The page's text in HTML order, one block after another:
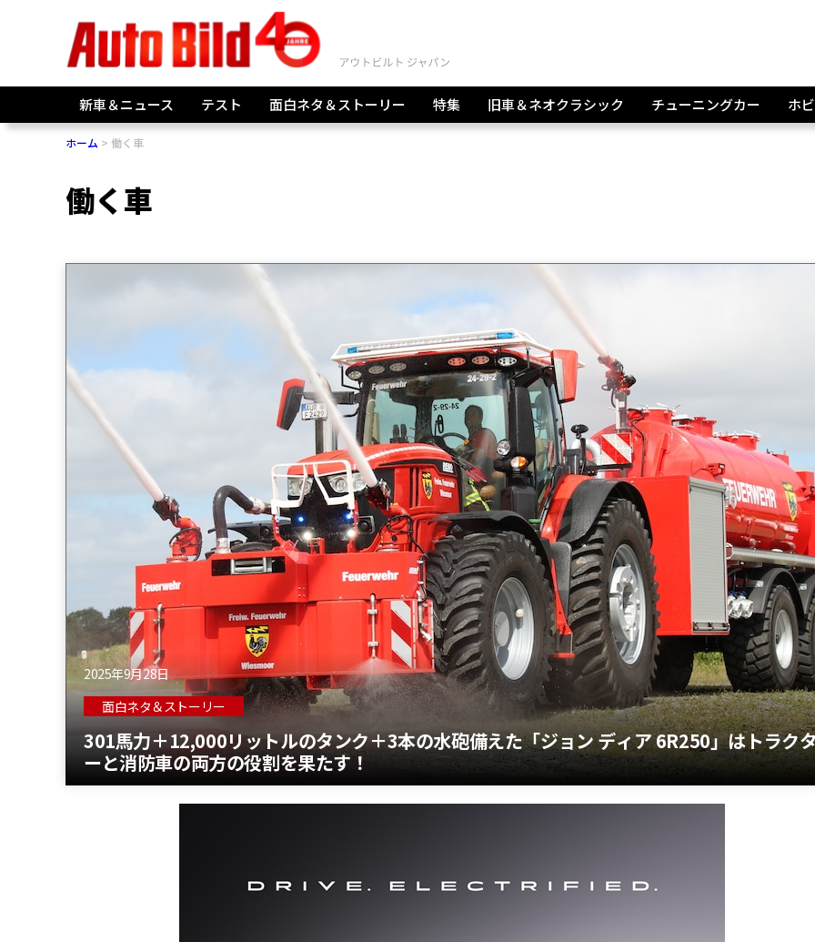
新車＆ニュース テスト 面白ネタ＆ストーリー 特集 旧車＆ネオクラシック チューニングカー ホ
ホーム 働く車
働く車
2025年9月28日
面白ネタ＆ストーリー
301馬力＋12,000リットルのタンク＋3本の水砲備えた「ジョン ディア 6R250」はトラク
ーと消防車の両方の役割を果たす！